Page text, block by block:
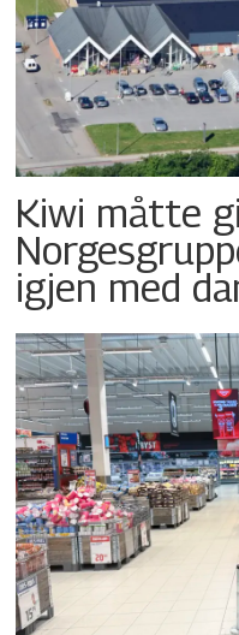
Kiwi måtte
igjen med